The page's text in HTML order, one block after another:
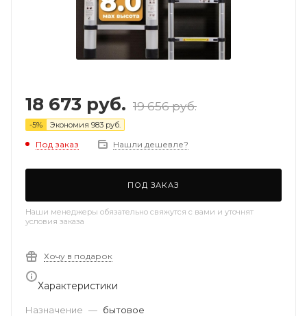
18 673 руб. 19 656руб.
-5% Экономия 983 руб.
Под заказ Нашли дешевле?
ПОД ЗАКАЗ
Наши менеджеры обязательно свяжутся с вами и уточнят
условия заказа
Хочу в подарок
Характеристики
Назначение — бытовое